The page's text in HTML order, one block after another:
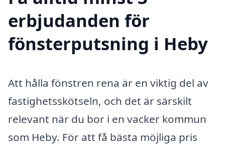
erbjudanden för
fönsterputsning i Heby
Att hålla fönstren rena är en viktig del av
fastighetsskötseln, och det är särskilt
relevant när du bor i en vacker kommun
som Heby. För att få bästa möjliga pris